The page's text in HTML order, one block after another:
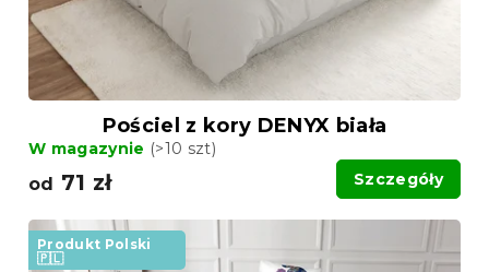
Pościel z kory DENYX biała
W magazynie (>10 szt)
od 71 zł Szczegóły
Produkt Polski
🇵🇱